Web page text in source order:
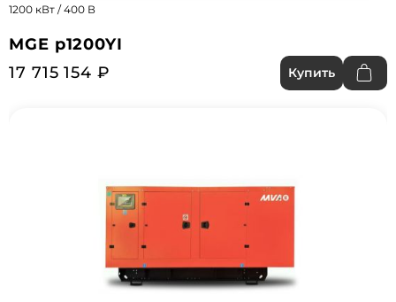
1200 кВт / 400 В
MGE p1200YI
17 715 154 ₽
Купить